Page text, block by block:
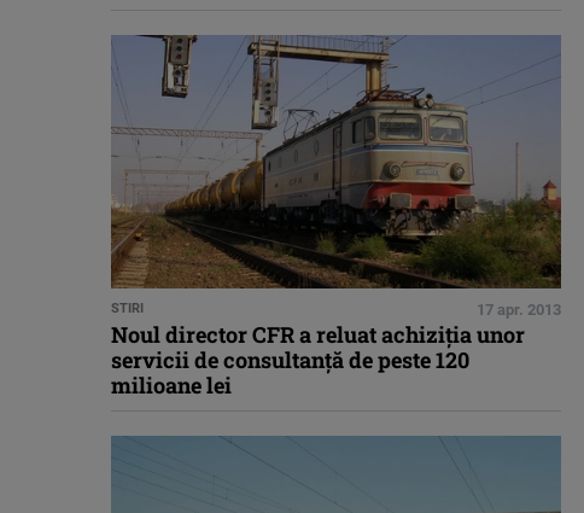
STIRI 17 apr. 2013
Noul director CFR a reluat achiziţia unor
servicii de consultanţă de peste 120
milioane lei